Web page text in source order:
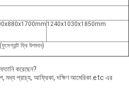
1240x1030x1850mm
ফ্রি উপাদান)
করেছেন?
প্রাচ্য, আফ্রিকা, দক্ষিণ আমেরিকা.etc এর